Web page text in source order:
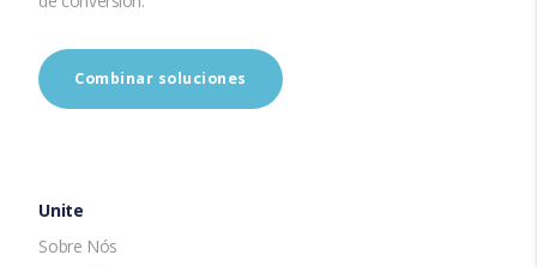
Combinar soluciones
Unite
Sobre Nós